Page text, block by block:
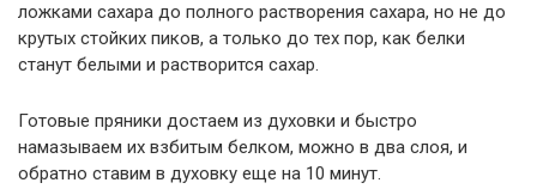
ложками сахара до полного растворения сахара, но не до
крутых стойких пиков, а только до тех пор, как белки
станут белыми и растворится сахар.
Готовые пряники достаем из духовки и быстро
намазываем их взбитым белком, можно в два слоя, и
обратно ставим в духовку еще на 10 минут.